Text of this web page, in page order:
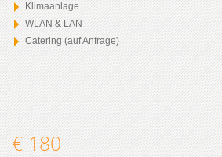
Klimaanlage
WLAN & LAN
Catering (auf Anfrage)
€ 180